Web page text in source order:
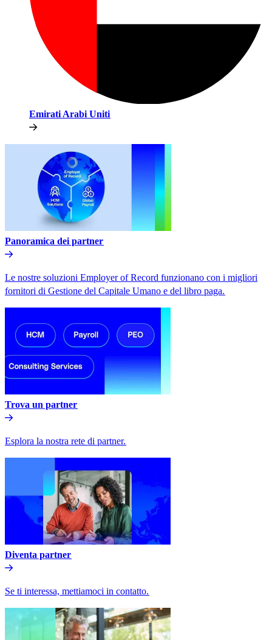
Emirati Arabi Uniti​​
Panoramica dei partner​​
Le nostre soluzioni Employer of Record funzionano con i migliori
fornitori di Gestione del Capitale Umano e del libro paga.​​
Trova un partner​​
Esplora la nostra rete di partner.​​
Diventa partner​​
Se ti interessa, mettiamoci in contatto.​​